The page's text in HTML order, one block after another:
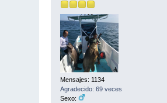
Mensajes: 1134
Agradecido: 69 veces
Sexo: